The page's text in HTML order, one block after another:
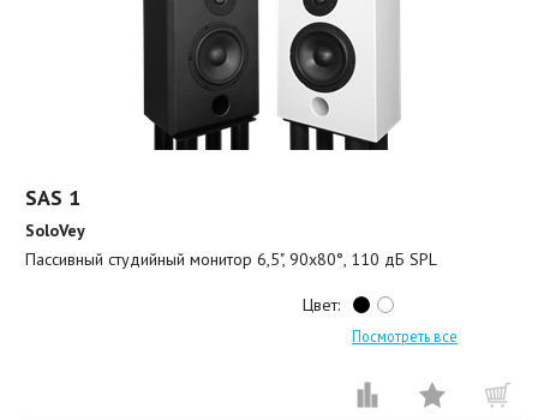
SAS 1
SoloVey
Пассивный студийный монитор 6,5", 90x80°, 110 дБ SPL
Цвет:
Посмотреть все